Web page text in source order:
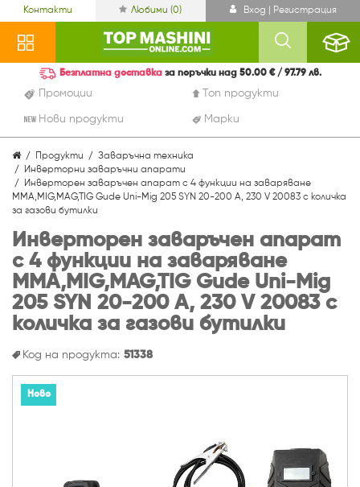
Контакти Любими (0) Вход | Регистрация
Промоции Топ продукти
Нови продукти Марки
Безплатна доставка за поръчки над 50.00 € / 97.79 лв.
Продукти
Заваръчна техника
Инверторни заваръчни апарати
Инверторен заваръчен апарат с 4 функции на заваряване
MMA,MIG,MAG,TIG Gude Uni-Mig 205 SYN 20-200 A, 230 V 20083 с количка
за газови бутилки
Инверторен заваръчен апарат
с 4 функции на заваряване
MMA,MIG,MAG,TIG Gude Uni-Mig
205 SYN 20-200 A, 230 V 20083 с
количка за газови бутилки
Код на продукта: 51338
Ново